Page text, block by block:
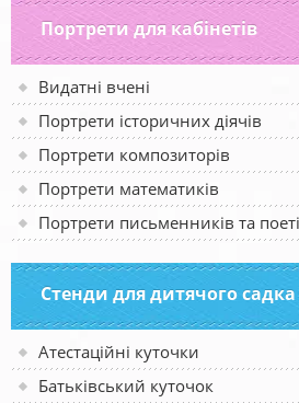
Портрети для кабінетів
Видатні вчені
Портрети історичних діячів
Портрети композиторів
Портрети математиків
Портрети письменників та
Стенди для дитячого садка
Атестаційні куточки
Батьківський куточок